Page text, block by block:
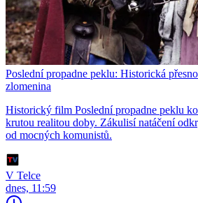
Poslední propadne peklu: Historická
zlomenina
Historický film Poslední propadne peklu
krutou realitou doby. Zákulisí natáčení
od mocných komunistů.
V Telce
dnes, 11:59